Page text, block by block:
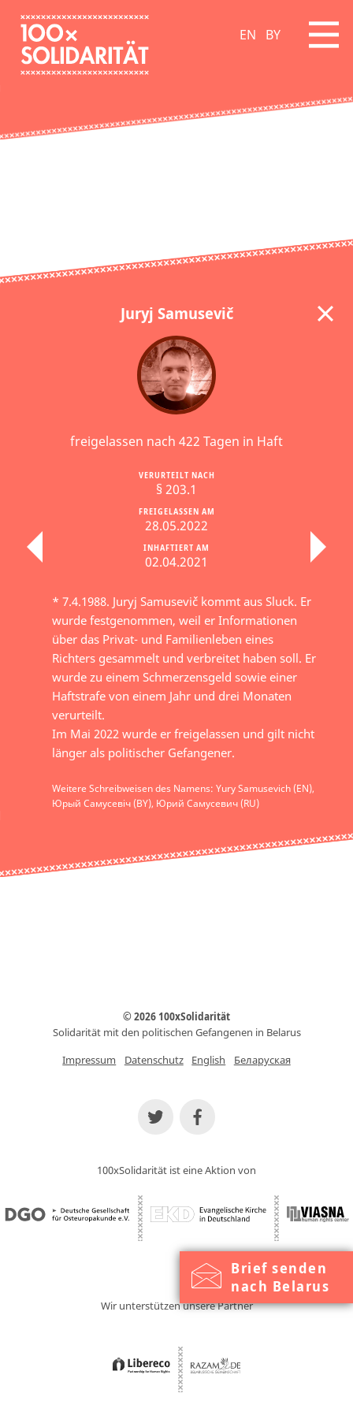
EN BY
Brief senden
nach Belarus
Juryj Samusevič
freigelassen nach 422 Tagen in Haft
INHAFTIERT AM
02.04.2021
FREIGELASSEN AM
28.05.2022
VERURTEILT NACH
§ 203.1
* 7.4.1988. Juryj Samusevič kommt aus Sluck. Er
wurde festgenommen, weil er Informationen
über das Privat- und Familienleben eines
Richters gesammelt und verbreitet haben soll. Er
wurde zu einem Schmerzensgeld sowie einer
Haftstrafe von einem Jahr und drei Monaten
verurteilt.
Im Mai 2022 wurde er freigelassen und gilt nicht
länger als politischer Gefangener.
Weitere Schreibweisen des Namens: Yury Samusevich (EN),
Юрый Самусевіч (BY), Юрий Самусевич (RU)
© 2026 100xSolidarität
Solidarität mit den politischen Gefangenen in Belarus
Impressum
Datenschutz English Беларуская
100xSolidarität ist eine Aktion von
Wir unterstützen unsere Partner